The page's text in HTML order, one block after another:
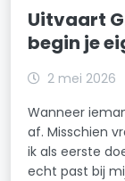
Uitvaart
begin je
2 mei 2026
Wanneer
af. Misschien
ik als eerste
echt past bij